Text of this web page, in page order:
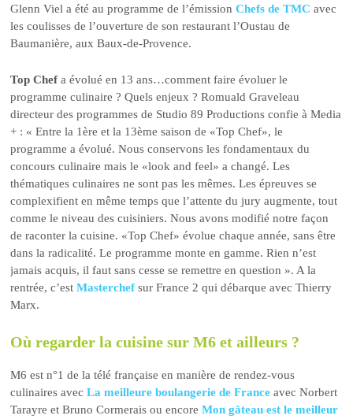
Glenn Viel a été au programme de l’émission Chefs de TMC avec
les coulisses de l’ouverture de son restaurant l’Oustau de
Baumanière, aux Baux-de-Provence.
Top Chef a évolué en 13 ans…comment faire évoluer le
programme culinaire ? Quels enjeux ? Romuald Graveleau
directeur des programmes de Studio 89 Productions confie à Media
+ : « Entre la 1ère et la 13ème saison de «Top Chef», le
programme a évolué. Nous conservons les fondamentaux du
concours culinaire mais le «look and feel» a changé. Les
thématiques culinaires ne sont pas les mêmes. Les épreuves se
complexifient en même temps que l’attente du jury augmente, tout
comme le niveau des cuisiniers. Nous avons modifié notre façon
de raconter la cuisine. «Top Chef» évolue chaque année, sans être
dans la radicalité. Le programme monte en gamme. Rien n’est
jamais acquis, il faut sans cesse se remettre en question ». A la
rentrée, c’estMasterchefsur France 2 qui débarque avec Thierry
Marx.
Où regarder la cuisine sur M6 et ailleurs ?
M6 est n°1 de la télé française en manière de rendez-vous
culinaires avecLa meilleure boulangerie de France avec Norbert
Tarayre et Bruno Cormerais ou encoreMon gâteau est le meilleur